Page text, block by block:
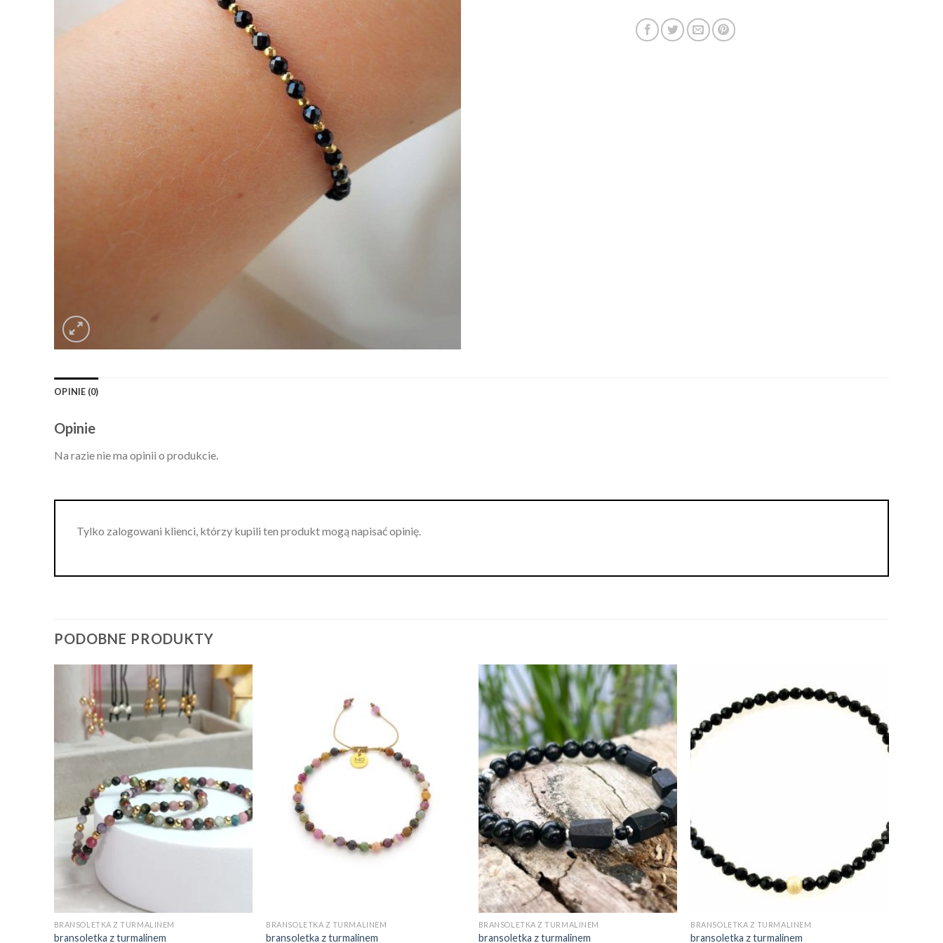
OPINIE (0)
Opinie
Na razie nie ma opinii o produkcie.
Tylko zalogowani klienci, którzy kupili ten produkt mogą napisać opinię.
PODOBNE PRODUKTY
BRANSOLETKA Z TURMALINEM
bransoletka z turmalinem
BRANSOLETKA Z TURMALINEM
bransoletka z turmalinem
BRANSOLETKA Z TURMALINEM
bransoletka z turmalinem
BRANSOLETKA Z TURMALINEM
bransoletka z turmalinem